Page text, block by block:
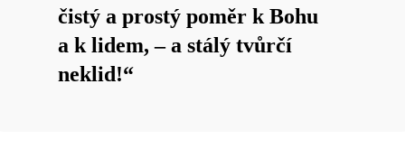
čistý a prostý poměr k Bohu
a k lidem, – a stálý tvůrčí
neklid!“